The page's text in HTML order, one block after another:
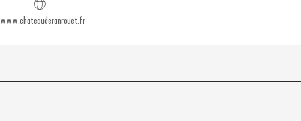
www.chateauderanrouet.fr